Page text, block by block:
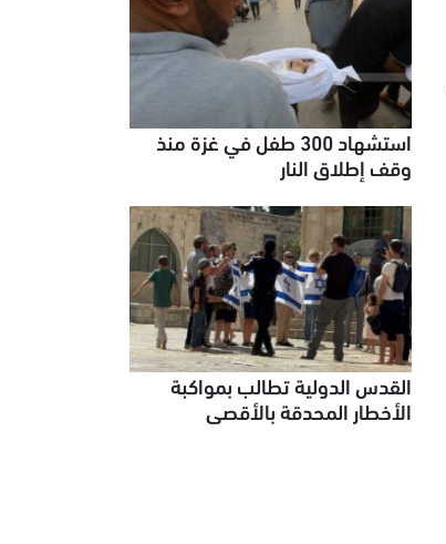
استشهاد 300 طفل في غزة منذ
وقف إطلاق النار
القدس الدولية تطالب بمواكبة
الأخطار المحدقة بالأقصى